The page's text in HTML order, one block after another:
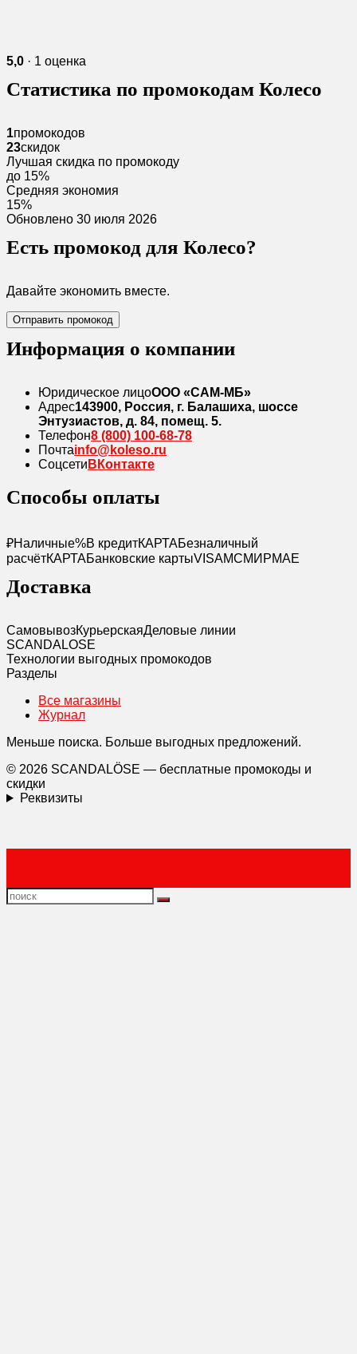
5,0 · 1 оценка
Статистика по промокодам Колесо
1промокодов
23скидок
Лучшая скидка по промокоду
до 15%
Средняя экономия
15%
Обновлено 30 июля 2026
Есть промокод для Колесо?
Давайте экономить вместе.
Отправить промокод
Информация о компании
Юридическое лицоООО «САМ-МБ»
Адрес143900, Россия, г. Балашиха, шоссе
Энтузиастов, д. 84, помещ. 5.
Телефон8 (800) 100-68-78
Почтаinfo@koleso.ru
Соцсети ВКонтакте
Способы оплаты
₽Наличные%В кредитКАРТАБезналичный
расчётКАРТАБанковские картыVISAMCМИРMAE
Доставка
СамовывозКурьерскаяДеловые линии
SCANDALOSE
Технологии выгодных промокодов
Разделы
Все магазины
Журнал
Меньше поиска. Больше выгодных предложений.
© 2026 SCANDALÖSE — бесплатные промокоды и
скидки
Реквизиты